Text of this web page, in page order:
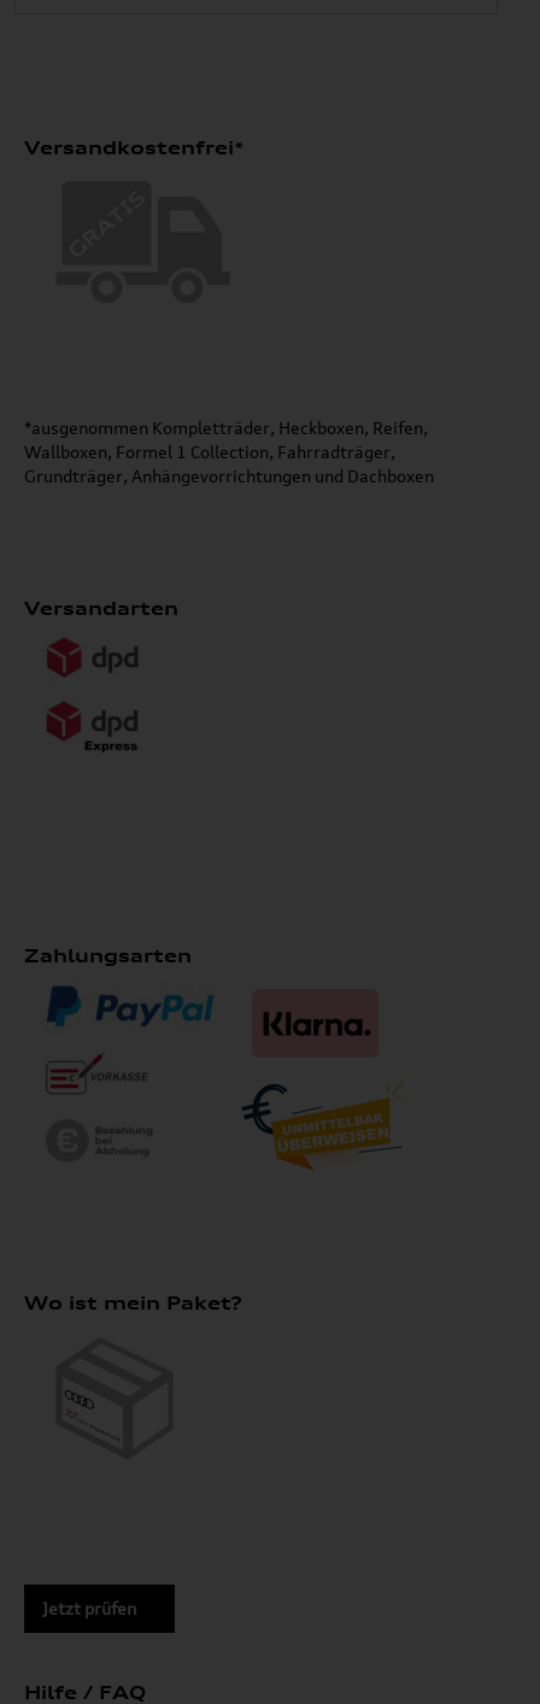
Versandkostenfrei*
*ausgenommen Kompletträder, Heckboxen, Reifen,
Wallboxen, Formel 1 Collection, Fahrradträger,
Grundträger, Anhängevorrichtungen und Dachboxen
Versandarten
Zahlungsarten
Wo ist mein Paket?
Jetzt prüfen
Hilfe / FAQ